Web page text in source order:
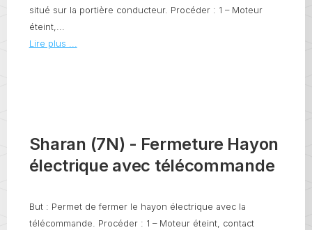
situé sur la portière conducteur. Procéder : 1 – Moteur
éteint,...
Lire plus ...
Sharan (7N) - Fermeture Hayon
électrique avec télécommande
But : Permet de fermer le hayon électrique avec la
télécommande. Procéder : 1 – Moteur éteint, contact